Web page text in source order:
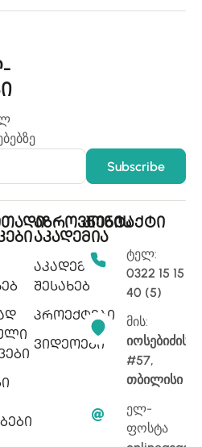
აზროვნების
აკადემია
აკადემიის
შესახებ
პროექტები
ვიდეოები
კონტაქტი
ტელ:
0322 15 15
40 (5)
მის:
იოსებიძის
#57,
თბილისი
ელ-
ფოსტა